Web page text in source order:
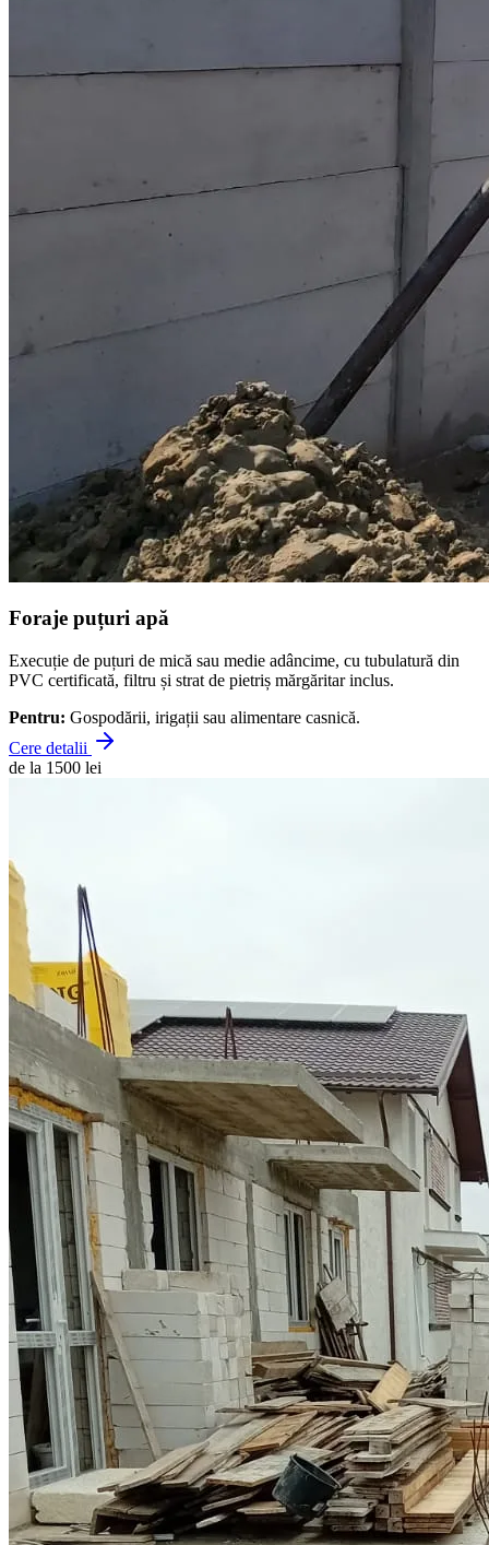
Foraje puțuri apă
Execuție de puțuri de mică sau medie adâncime, cu tubulatură din
PVC certificată, filtru și strat de pietriș mărgăritar inclus.
Pentru: Gospodării, irigații sau alimentare casnică.
Cere detalii
de la 1500 lei